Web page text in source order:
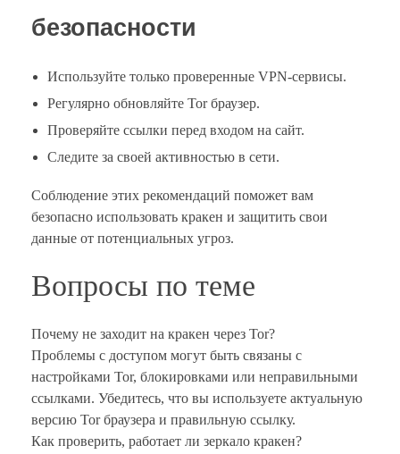
безопасности
Используйте только проверенные VPN-сервисы.
Регулярно обновляйте Tor браузер.
Проверяйте ссылки перед входом на сайт.
Следите за своей активностью в сети.
Соблюдение этих рекомендаций поможет вам
безопасно использовать кракен и защитить свои
данные от потенциальных угроз.
Вопросы по теме
Почему не заходит на кракен через Tor?
Проблемы с доступом могут быть связаны с
настройками Tor, блокировками или неправильными
ссылками. Убедитесь, что вы используете актуальную
версию Tor браузера и правильную ссылку.
Как проверить, работает ли зеркало кракен?